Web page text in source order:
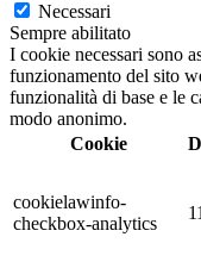
Necessari
Sempre abilitato
I cookie necessari sono
funzionamento del sito
funzionalità di base e le
modo anonimo.
Cookie
cookielawinfo-
checkbox-analytics